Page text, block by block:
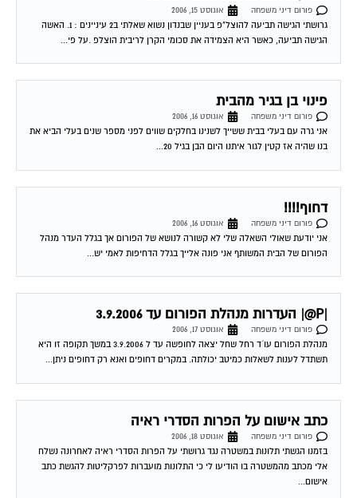
הגישה תביעה, כאשר היא הצמידה את סכומי הקרן לריבית הוצלפ .על פי...
פינוי בן בגיר מהבית
פורום דיני משפחה
אוגוסט 16, 2006
אני גרה עם בעלי בבית ששייך לשנינו בחלקים שווים לפני מספר שנים בעלי הביא את
בנו שהיה אז קטין לגור איתנו היום הבן בגיל 20...
דחוף!!!!
פורום דיני משפחה
אני יודעת שאולי השאלה שלי לא קשורה לנושא של הפורום אך בגלל העדר מנהל
הפורום של הבית המשותף אני פונה אלייך בגלל הדחיפות לאמי יש...
|P@| העדרות מנהלת הפורום עד 3.9.2006
פורום דיני משפחה
אוגוסט 17, 2006
תשתדל לענות לשאלות כמיטב יכולתה. במקרים דחופים ואנא רק דחופים ניתן...
כתב אישום על הפרות הסדרי ראיה
פורום דיני משפחה
אוגוסט 18, 2006
בזמנו הגשתי תלונות במשטרה נגד גרושתי על הפרות הסדרי ראיה לאחרונה נשלח
אלי מכתב מהמשטרה בו הודיעו לי כי התלונות מועברות לפרקליטות להגשת כתב
אישום...